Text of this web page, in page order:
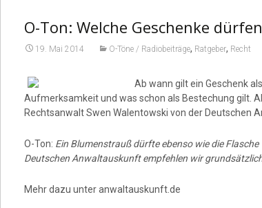
O-Ton: Welche Geschenke
19. Mai 2014 O-Töne / Radiobeiträge, Ratgeber, Recht
Ab wann gilt ein Geschenk
Aufmerksamkeit und was schon als Bestechung gilt.
Rechtsanwalt Swen Walentowski von der Deutschen
O-Ton: Ein Blumenstrauß dürfte ebenso wie die
Deutschen Anwaltauskunft empfehlen wir
Mehr dazu unter anwaltauskunft.de